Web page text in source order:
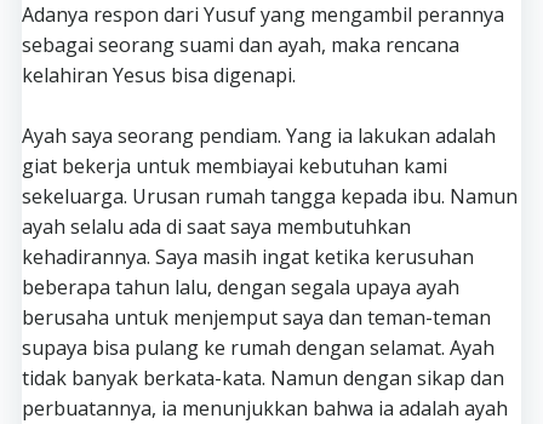
Adanya respon dari Yusuf yang mengambil perannya
sebagai seorang suami dan ayah, maka rencana
kelahiran Yesus bisa digenapi.
Ayah saya seorang pendiam. Yang ia lakukan adalah
giat bekerja untuk membiayai kebutuhan kami
sekeluarga. Urusan rumah tangga kepada ibu. Namun
ayah selalu ada di saat saya membutuhkan
kehadirannya. Saya masih ingat ketika kerusuhan
beberapa tahun lalu, dengan segala upaya ayah
berusaha untuk menjemput saya dan teman-teman
supaya bisa pulang ke rumah dengan selamat. Ayah
tidak banyak berkata-kata. Namun dengan sikap dan
perbuatannya, ia menunjukkan bahwa ia adalah ayah